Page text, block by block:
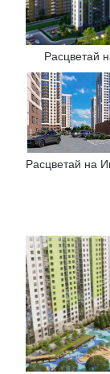
Расцветай
Расцветай на